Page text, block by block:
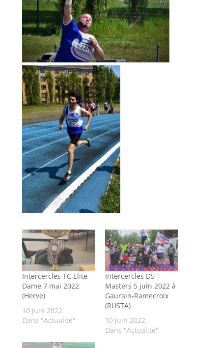
Intercercles TC Elite
Dame 7 mai 2022
(Herve)
10 juin 2022
Dans "Actualité"
Intercercles D5
Masters 5 juin 2022 à
Gaurain-Ramecroix
(RUSTA)
10 juin 2022
Dans "Actualité"